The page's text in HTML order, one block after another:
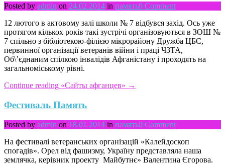
Posted by admin on 24.02.2014 in память0 Comment
12 лютого в актовому залі школи № 7 відбувся захід. Ось уже
протягом кількох років такі зустрічі організовуються в ЗОШ №
7 спільно з бібліотекою-філією мікрорайону Дружба ЦБС,
первинної організації ветеранів війни і праці ЧЗТА,
Об\’єднаним спілкою інвалідів Афганістану і проходять на
загальноміському рівні.
Continue reading «Сайты афганцев» →
Фестиваль Память
Posted by admin on 18.01.2014 in память0 Comment
На фестивалі ветеранських організацій «Калейдоскоп
спогадів». Орел від фашизму, Україну представляла наша
землячка, керівник проекту Майбутнє» Валентина Єгорова.